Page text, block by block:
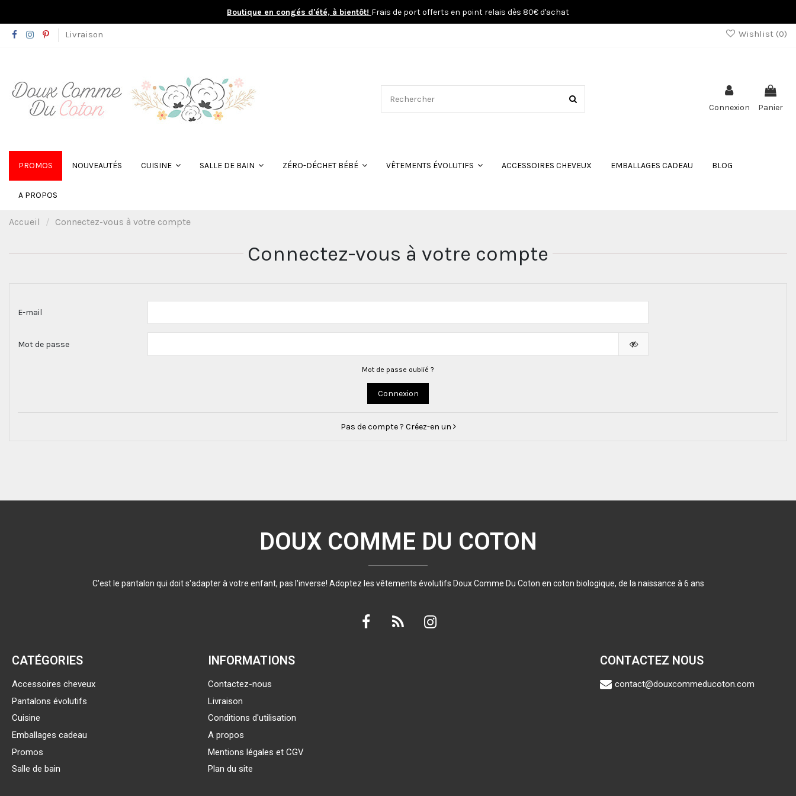
Boutique en congés d'été, à bientôt! Frais de port offerts en point relais dès 80€ d'achat
Livraison Wishlist (0)
Connexion Panier
PROMOS NOUVEAUTÉS CUISINE SALLE DE BAIN ZÉRO-DÉCHET BÉBÉ VÊTEMENTS ÉVOLUTIFS ACCESSOIRES CHEVEUX EMBALLAGES CADEAU BLOG
A PROPOS
Accueil Connectez-vous à votre compte
Connectez-vous à votre compte
E-mail
Mot de passe
Mot de passe oublié ?
Connexion
Pas de compte ? Créez-en un
DOUX COMME DU COTON
C'est le pantalon qui doit s'adapter à votre enfant, pas l'inverse! Adoptez les vêtements évolutifs Doux Comme Du Coton en coton biologique, de la naissance à 6 ans
CATÉGORIES
Accessoires cheveux
Pantalons évolutifs
Cuisine
Emballages cadeau
Promos
Salle de bain
INFORMATIONS
Contactez-nous
Livraison
Conditions d'utilisation
A propos
Mentions légales et CGV
Plan du site
CONTACTEZ NOUS
contact@douxcommeducoton.com